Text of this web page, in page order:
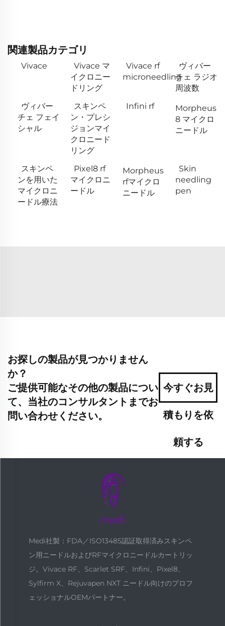
関連製品カテゴリ
Vivace
Vivace マ
イクロニー
ドリング
Vivace rf
microneedling
ヴィバー
チェ ラジオ
周波数
ヴィバー
チェ フェイ
シャル
スキンペ
ン・プレシ
ジョンマイ
クロニード
リング
Infini rf
Morpheus
8 マイクロ
ニードル
スキンペ
ンを用いた
マイクロニ
ードル療法
Pixel8 rf
マイクロニ
ードル
Morpheus
rfマイクロ
ニードル
Skin
needling
pen
お探しの製品が見つかりません
か？
ご提供可能なその他の製品につい
て、当社のコンサルタントまでお
問い合わせください。
今すぐお見
積もりを依
頼する
Medi社製：FDA／ISO13485認証取得済みスキンペ
ン用ニードルおよびRFマイクロニードルカートリッ
ジ。Vivace RF、Scarlet SRF、Infini、Pixel8、
Sylfirm X、Rejuvapen NXT ニードル向けのプロフ
ェッショナルOEMパートナー。